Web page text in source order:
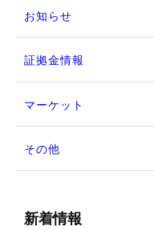
お知らせ
証拠金情報
マーケット
その他
新着情報